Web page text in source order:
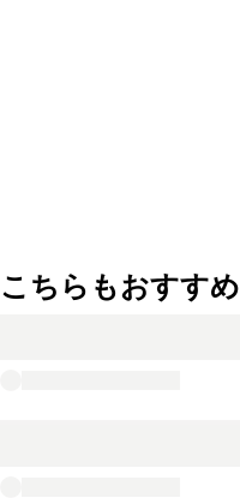
こちらもおすすめ